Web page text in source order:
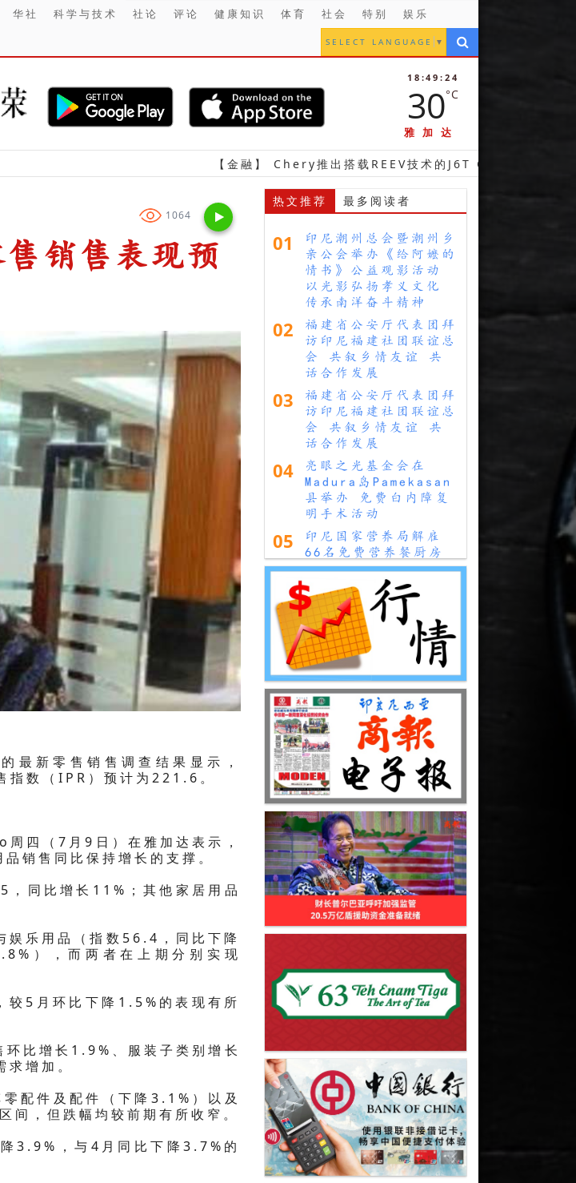
华社 科学与技术 社论 评论 健康知识 体育 社会 特别
娱乐
SELECT LANGUAGE ▼
18:49:25
30°C
雅加达
【金融】 Chery推出搭载REEV技术的J6T CSH型车 完善其超级混合动
1064
销售表现预
最新零售销售调查结果显示，
指数（IPR）预计为221.6。
四（7月9日）在雅加达表示，
销售同比保持增长的支撑。
同比增长11%；其他家居用品
娱乐用品（指数56.4，同比下降
），而两者在上期分别实现
5月环比下降1.5%的表现有所
比增长1.9%、服装子类别增长
增加。
配件及配件（下降3.1%）以及
，但跌幅均较前期有所收窄。
3.9%，与4月同比下降3.7%的
热文推荐 最多阅读者
01
印尼潮州总会暨潮州乡
亲公会举办《给阿嬷的
情书》公益观影活动
以光影弘扬孝义文化
传承南洋奋斗精神
02
福建省公安厅代表团拜
访印尼福建社团联谊总
会 共叙乡情友谊 共
话合作发展
03
福建省公安厅代表团拜
访印尼福建社团联谊总
会 共叙乡情友谊 共
话合作发展
04
亮眼之光基金会在
Madura岛Pamekasan
县举办 免费白内障复
明手术活动
05
印尼国家营养局解雇
66名免费营养餐厨房
负责人